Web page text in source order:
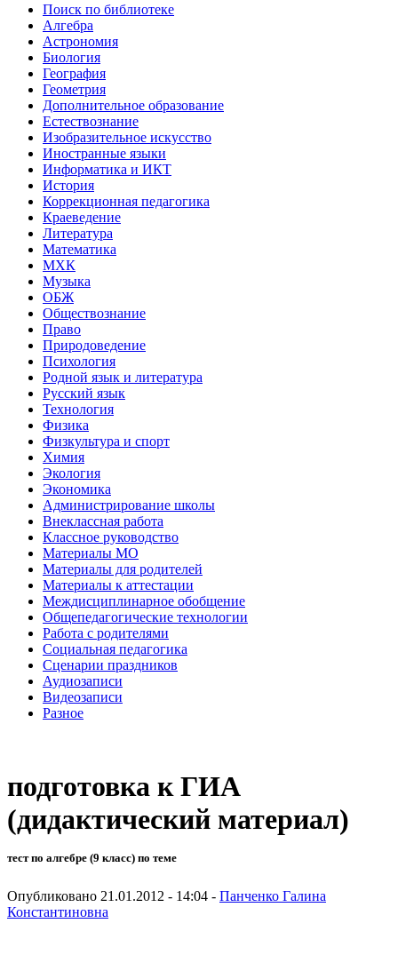
Поиск по библиотеке
Алгебра
Астрономия
Биология
География
Геометрия
Дополнительное образование
Естествознание
Изобразительное искусство
Иностранные языки
Информатика и ИКТ
История
Коррекционная педагогика
Краеведение
Литература
Математика
МХК
Музыка
ОБЖ
Обществознание
Право
Природоведение
Психология
Родной язык и литература
Русский язык
Технология
Физика
Физкультура и спорт
Химия
Экология
Экономика
Администрирование школы
Внеклассная работа
Классное руководство
Материалы МО
Материалы для родителей
Материалы к аттестации
Междисциплинарное обобщение
Общепедагогические технологии
Работа с родителями
Социальная педагогика
Сценарии праздников
Аудиозаписи
Видеозаписи
Разное
подготовка к ГИА
(дидактический материал)
тест по алгебре (9 класс) по теме
Опубликовано 21.01.2012 - 14:04 - Панченко Галина
Константиновна